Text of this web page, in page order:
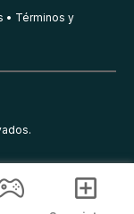
Términos y